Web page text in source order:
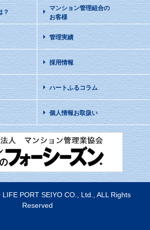
？
マンション管理組合の
お客様
管理実績
採用情報
ハートふるコラム
個人情報お取扱い
PORT SEIYO CO., Ltd., ALL Rights
Reserved